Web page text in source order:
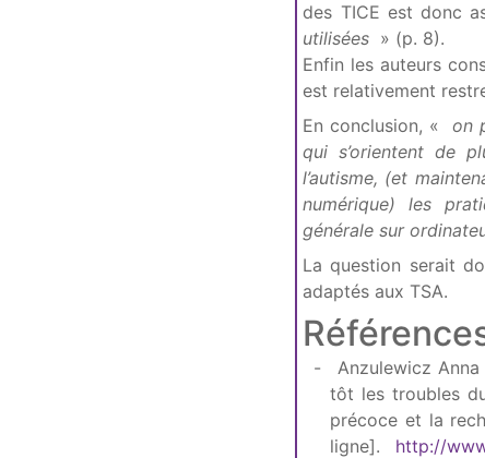
des TICE est donc
utilisées » (p. 8).
Enfin les auteurs
est relativement
En conclusion, «
on
qui s’orientent de
l’autisme, (et
numérique) les
générale sur
La question serait
adaptés aux TSA.
Anzulewicz
tôt les troubles
précoce et la
ligne]. http://